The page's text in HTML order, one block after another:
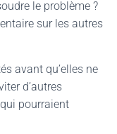
le problème ?
sur les autres
avant qu’elles ne
d’autres
pourraient